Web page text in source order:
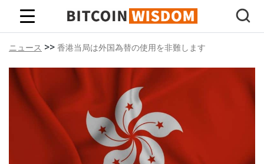
ビットコインの知恵
ニュース >> 香港当局は外国為替の使用を非難します